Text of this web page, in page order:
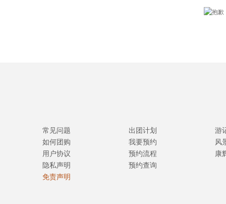
常见问题
如何团购
用户协议
隐私声明
免责声明
出团计划
我要预约
预约流程
预约查询
游
风
康